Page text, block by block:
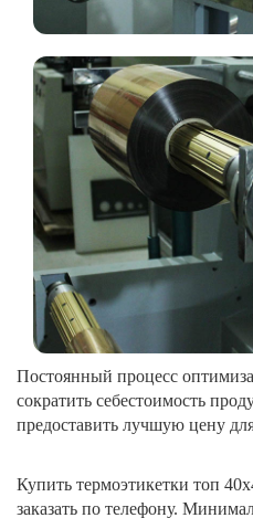
Постоянный процесс
сократить себестоимость
предоставить лучшую цену
Купить термоэтикетки топ
заказать по телефону.